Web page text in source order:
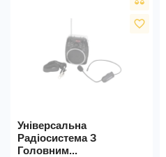
favorite_border
Універсальна
Радіосистема З
Головним...